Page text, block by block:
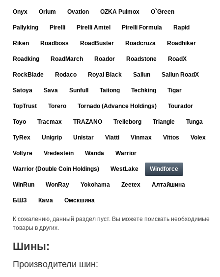
Onyx Orium Ovation OZKA Pulmox O`Green
Pallyking Pirelli Pirelli Amtel Pirelli Formula Rapid
Riken Roadboss RoadBuster Roadcruza Roadhiker
Roadking RoadMarch Roador Roadstone RoadX
RockBlade Rodaco Royal Black Sailun Sailun RoadX
Satoya Sava Sunfull Taitong Techking Tigar
TopTrust Torero Tornado (Advance Holdings) Tourador
Toyo Tracmax TRAZANO Trelleborg Triangle Tunga
TyRex Unigrip Unistar Viatti Vinmax Vittos Volex
Voltyre Vredestein Wanda Warrior
Warrior (Double Coin Holdings) WestLake Windforce
WinRun WonRay Yokohama Zeetex Алтайшина
БШЗ Кама Омскшина
К сожалению, данный раздел пуст. Вы можете поискать необходимые
товары в других.
Шины:
Производители шин: